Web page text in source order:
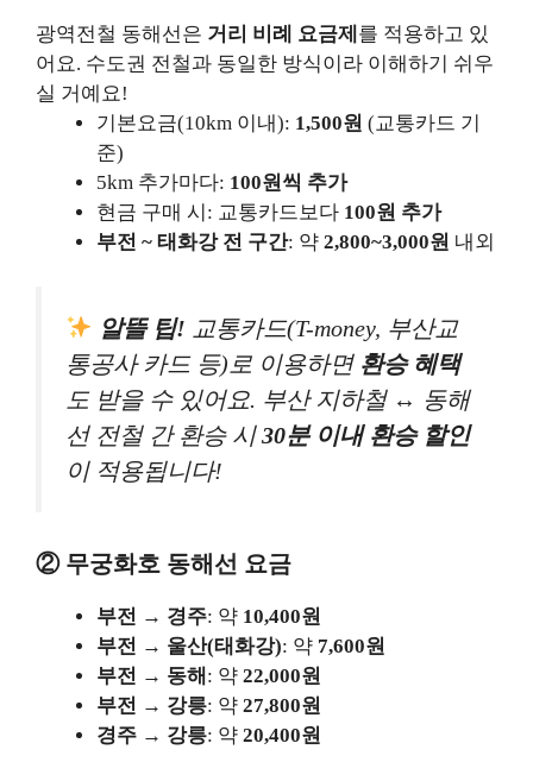
광역전철 동해선은 거리 비례 요금제 를 적용하고 있
어요. 수도권 전철과 동일한 방식이라 이해하기 쉬우
실 거예요!
기본요금(10km 이내): 1,500원 (교통카드 기
준)
5km 추가마다: 100원씩 추가
현금 구매 시: 교통카드보다 100원 추가
부전 ~ 태화강 전 구간: 약 2,800~3,000원 내외
알뜰 팁! 교통카드(T-money, 부산교
통공사 카드 등)로 이용하면 환승 혜택
도 받을 수 있어요. 부산 지하철 ↔ 동해
선 전철 간 환승 시30분 이내 환승 할인
이 적용됩니다!
② 무궁화호 동해선 요금
부전 → 경주: 약 10,400원
부전 → 울산(태화강): 약 7,600원
부전 → 동해 : 약 22,000원
부전 → 강릉: 약 27,800원
경주 → 강릉: 약 20,400원